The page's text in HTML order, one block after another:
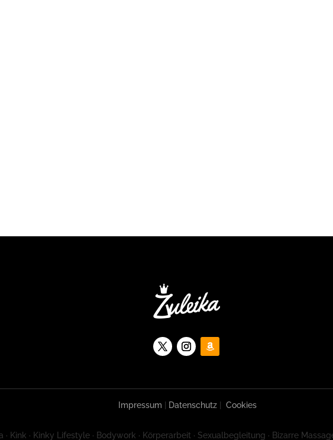
Impressum | Datenschutz| Cookies
· Kink · Kinky Lifestyle · Bodywork · Körperarbeit · Sexualbegleitung · Bizarre